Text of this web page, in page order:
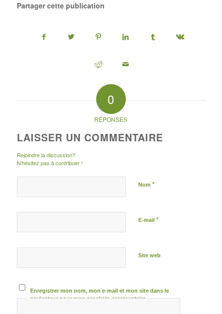
Partager cette publication
0
RÉPONSES
LAISSER UN COMMENTAIRE
Rejoindre la discussion?
N’hésitez pas à contribuer !
Nom *
E-mail *
Site web
Enregistrer mon nom, mon e-mail et mon site dans le
navigateur pour mon prochain commentaire.